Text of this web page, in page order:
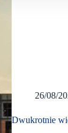
26/08/
Dwukrotnie